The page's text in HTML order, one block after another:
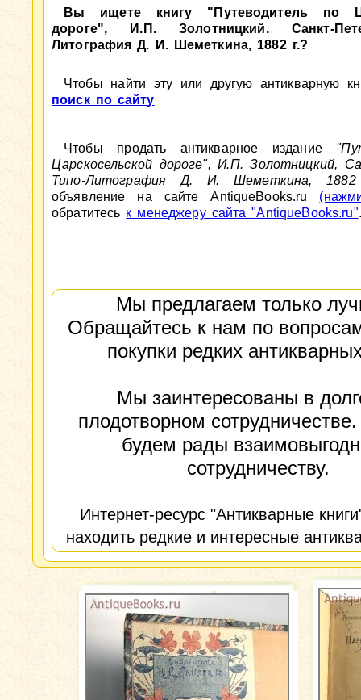
Вы ищете книгу "Путеводитель по
дороге", И.П. Золотницкий. Санкт-
Литография Д. И. Шеметкина, 1882 г.?
Чтобы найти эту или другую антикварную
поиск по сайту
Чтобы продать антикварное издание
Царскосельской дороге", И.П. Золотницкий,
Типо-Литография Д. И. Шеметкина,
объявление на сайте AntiqueBooks.ru
обратитесь к менеджеру сайта "AntiqueBooks.ru".
Мы предлагаем только
Обращайтесь к нам по
покупки редких
Мы заинтересованы в
плодотворном
будем рады
сотрудничеству.
Интернет-ресурс "Антикварные
находить редкие и интересные